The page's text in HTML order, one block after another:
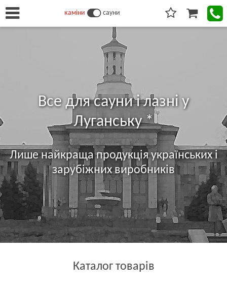
каміни сауни
Все для сауни і лазні у
Луганську *
Лише найкраща продукція українських і
зарубіжних виробників
Каталог товарів